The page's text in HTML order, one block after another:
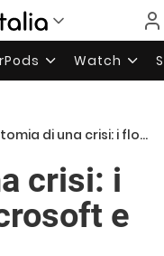
Watch
di una crisi: i flop di RIM, Microsoft e Nokia
crisi: i
e